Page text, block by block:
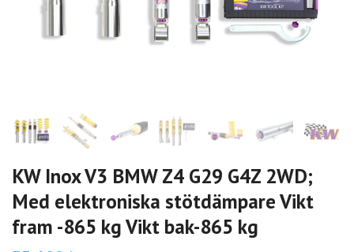
KW Inox V3 BMW Z4 G29 G4Z 2WD;
Med elektroniska stötdämpare Vikt
fram -865 kg Vikt bak-865 kg